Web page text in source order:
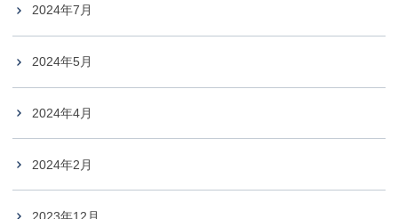
2024年7月
2024年5月
2024年4月
2024年2月
2023年12月